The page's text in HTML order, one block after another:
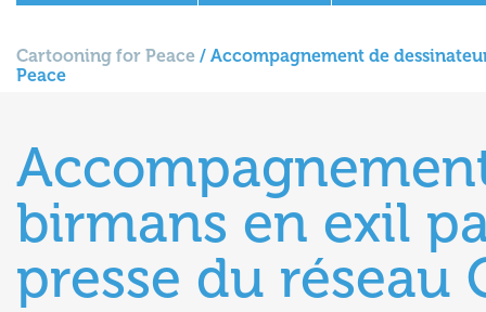
Cartooning for Peace / Accompagnement de
Peace
birmans en exil
presse du réseau